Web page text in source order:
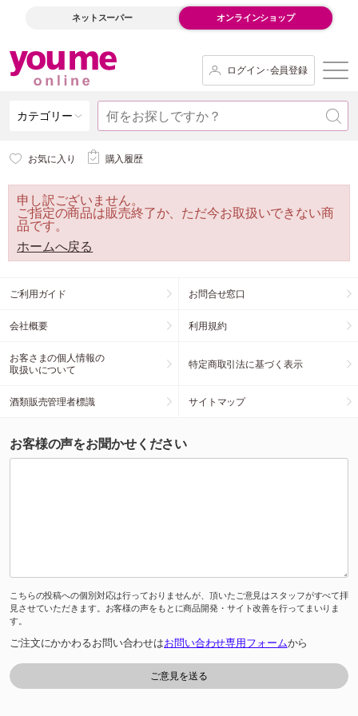
ネットスーパー オンラインショップ
ログイン･会員登録
カテゴリー
お気に入り 購入履歴
申し訳ございません。
ご指定の商品は販売終了か、ただ今お取扱いできない商
品です。
ホームへ戻る
ご利用ガイド お問合せ窓口
会社概要 利用規約
お客さまの個人情報の
取扱いについて
特定商取引法に基づく表示
酒類販売管理者標識 サイトマップ
お客様の声をお聞かせください
こちらの投稿への個別対応は行っておりませんが、頂いたご意見はスタッフがすべて拝
見させていただきます。お客様の声をもとに商品開発・サイト改善を行ってまいりま
す。
ご注文にかかわるお問い合わせはお問い合わせ専用フォームから